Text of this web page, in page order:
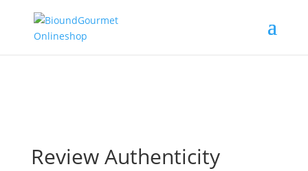
Review Authenticity